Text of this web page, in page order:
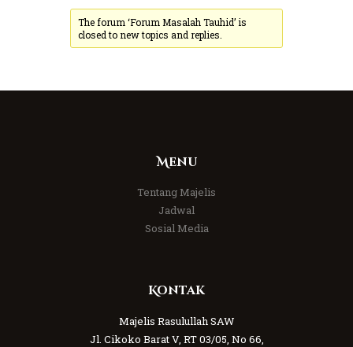
The forum ‘Forum Masalah Tauhid’ is
closed to new topics and replies.
Menu
Tentang Majelis
Jadwal
Sosial Media
Kontak
Majelis Rasulullah SAW
Jl. Cikoko Barat V, RT 03/05, No 66,